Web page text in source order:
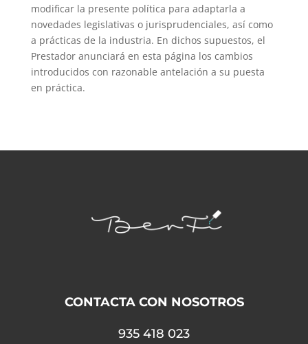
modificar la presente política para adaptarla a
novedades legislativas o jurisprudenciales, así como
a prácticas de la industria. En dichos supuestos, el
Prestador anunciará en esta página los cambios
introducidos con razonable antelación a su puesta
en práctica.
CONTACTA CON NOSOTROS
935 418 023